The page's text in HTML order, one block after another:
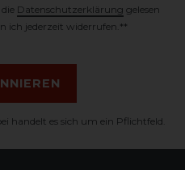
Daten­schutz­erklärung gelesen
ich jederzeit widerrufen.**
handelt es sich um ein Pflichtfeld.